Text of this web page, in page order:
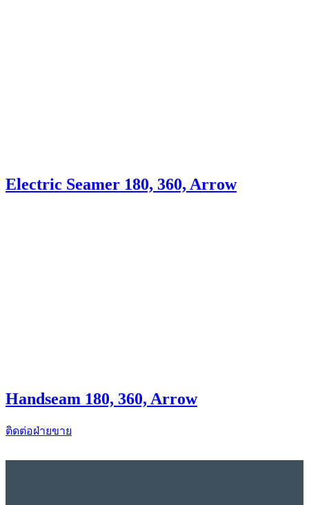
Electric Seamer 180, 360, Arrow
Handseam 180, 360, Arrow
ติดต่อฝ่ายขาย